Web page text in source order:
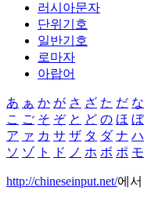
러시아문자
단위기호
일반기호
로마자
아랍어
あ ぁ か が さ ざ た だ な
こ ご そ ぞ と ど の ほ ぼ
ア ァ カ サ ザ タ ダ ナ ハ
ソ ゾ ト ド ノ ホ ボ ポ モ
http://chineseinput.net/에